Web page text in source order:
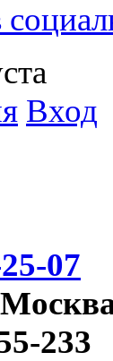
Вход
07
233